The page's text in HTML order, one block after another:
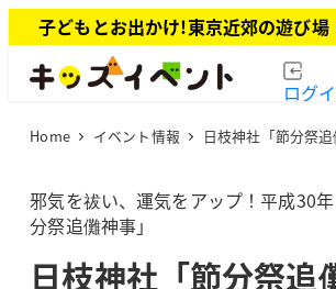
イ
子どもとお出かけ!東京近郊の遊び場
ログ
Home イベント情報 日枝神社「節分祭追
邪気を祓い、運気をアップ！平成30
分祭追儺神事」
日枝神社「節分祭追